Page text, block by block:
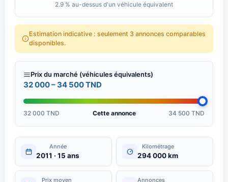
2.9 % au-dessus d'un véhicule équivalent
Estimation indicative : seulement 3 annonces comparables
disponibles.
Prix du marché (véhicules équivalents)
32 000 – 34 500 TND
32 000 TND Cette annonce 34 500 TND
Année
2011 · 15 ans
Kilométrage
294 000 km
Prix moyen Annonces